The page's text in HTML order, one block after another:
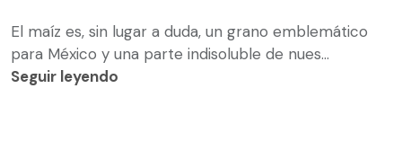
El maíz es, sin lugar a duda, un grano emblemático
para México y una parte indisoluble de nues...
Seguir leyendo